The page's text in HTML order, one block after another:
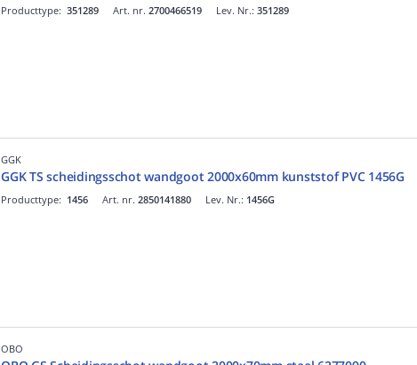
Art. nr. 2700466519
Producttype: 351289 Lev. Nr.: 351289
GGK
GGK TS scheidingsschot wandgoot 2000x60mm kunststof PVC 1456G
Art. nr. 2850141880
Producttype: 1456 Lev. Nr.: 1456G
OBO